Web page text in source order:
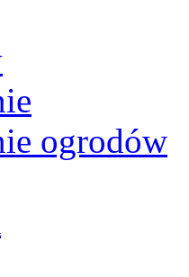
ogrodów